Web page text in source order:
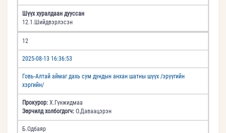
Шүүх хуралдаан дууссан
12.1.Шийдвэрлэсэн
12
2025-08-13 16:36:53
Говь-Алтай аймаг дахь сум дундын анхан шатны шүүх /эрүүгийн
хэргийн/
Прокурор: Х.Гүнжидмаа
Зөрчилд холбогдогч: О.Даваацэрэн
Б.Одбаяр